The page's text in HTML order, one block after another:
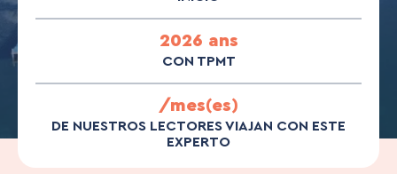
2026 ans
CON TPMT
/mes(es)
DE NUESTROS LECTORES VIAJAN CON ESTE
EXPERTO